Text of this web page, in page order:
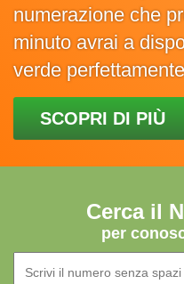
numerazione che
minuto avrai a
verde
SCOPRI DI PIÙ
Cerca il
per